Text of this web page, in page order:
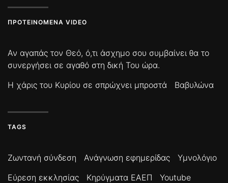
ΠΡΟΤΕΙΝΌΜΕΝΑ VIDEO
Αν αγαπάς τον Θεό, ό,τι άσχημο σου συμβαίνει θα το
συνεργήσει σε αγαθό στη δική Του ώρα.
Η χάρις του Κυρίου σε σπρώχνει μπροστά
Βαβυλώνα
TAGS
Ζωντανή σύνδεση Ανάγνωση εφημερίδας
Υμνολόγιο
Εύρεση εκκλησίας
Κηρύγματα ΕΑΕΠ
Youtube